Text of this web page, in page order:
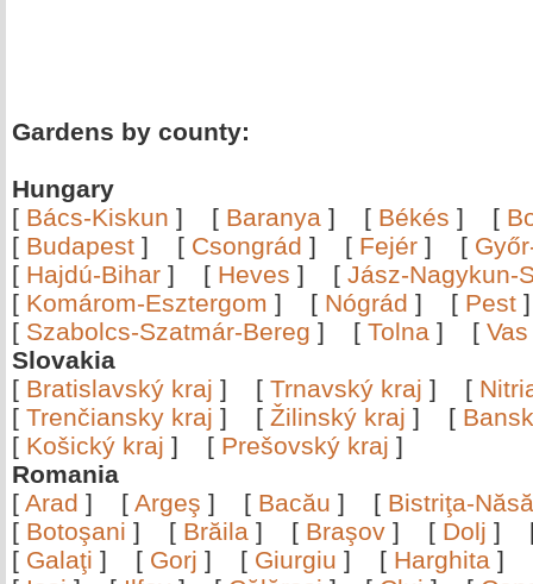
Gardens by county:
Hungary
[ Bács-Kiskun ] [ Baranya ] [ Békés ] [
[ Budapest ] [ Csongrád ] [ Fejér ] [
[ Hajdú-Bihar ] [ Heves ] [ Jász-Nagykun-
[ Komárom-Esztergom ] [ Nógrád ] [ Pest
[ Szabolcs-Szatmár-Bereg ] [ Tolna ] [ Vas
Slovakia
[ Bratislavský kraj ] [ Trnavský kraj ] [
[ Trenčiansky kraj ] [ Žilinský kraj ] [
[ Košický kraj ] [ Prešovský kraj ]
Romania
[ Arad ] [ Argeş ] [ Bacău ] [ Bistriţa-
[ Botoşani ] [ Brăila ] [ Braşov ] [ Dolj ]
[ Galaţi ] [ Gorj ] [ Giurgiu ] [ Harghita ]